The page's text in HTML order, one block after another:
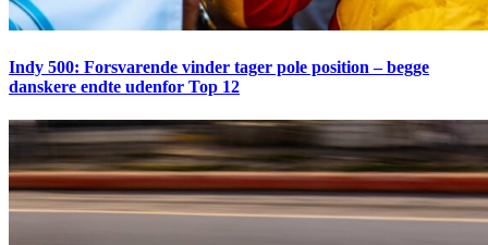
Indy 500: Forsvarende vinder tager pole position – begge
danskere endte udenfor Top 12